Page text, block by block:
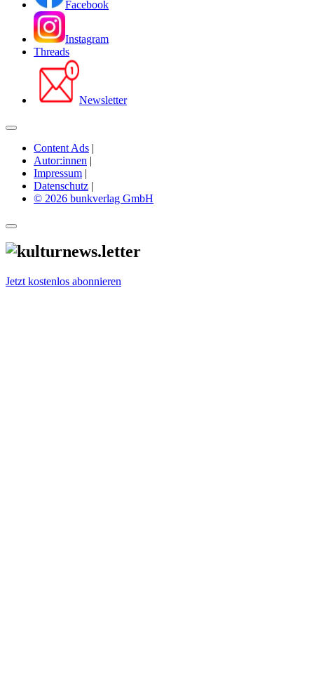
Facebook
Instagram
Threads
Newsletter
Content Ads |
Autor:innen |
Impressum |
Datenschutz |
© 2026 bunkverlag GmbH
Jetzt kostenlos abonnieren